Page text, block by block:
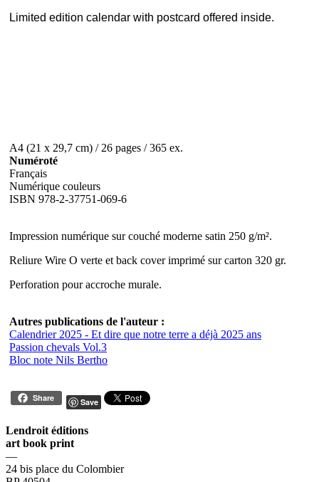
Limited edition calendar with postcard offered inside.
A4 (21 x 29,7 cm) / 26 pages / 365 ex.
Numéroté
Français
Numérique couleurs
ISBN 978-2-37751-069-6
Impression numérique sur couché moderne satin 250 g/m².
Reliure Wire O verte et back cover imprimé sur carton 320 gr.
Perforation pour accroche murale.
Autres publications de l'auteur :
Calendrier 2025 - Et dire que notre terre a déjà 2025 ans
Passion chevals Vol.3
Bloc note Nils Bertho
Share Save
Lendroit éditions
art book print
—
24 bis place du Colombier